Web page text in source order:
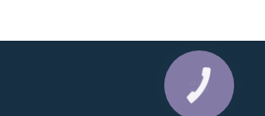
КНОПКА
ЗВ'ЯЗКУ